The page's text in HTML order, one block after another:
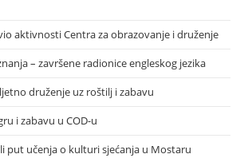
aktivnosti Centra za obrazovanje i druženje
– završene radionice engleskog jezika
druženje uz roštilj i zabavu
i zabavu u COD-u
put učenja o kulturi sjećanja u Mostaru